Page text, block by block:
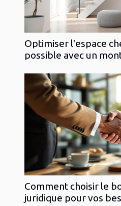
Optimiser l'espace
possible avec un
Comment choisir le
juridique pour vos